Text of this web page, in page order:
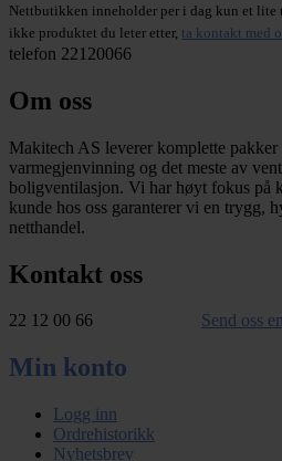
Nettbutikken inneholder per i dag kun et lite
ikke produktet du leter etter, ta kontakt med
telefon 22120066
Om oss
Makitech AS leverer komplette
varmegjenvinning og det meste av
boligventilasjon. Vi har høyt fokus på
kunde hos oss garanterer vi en trygg,
netthandel.
Kontakt oss
22 12 00 66 Send oss
Min konto
Logg inn
Ordrehistorikk
Nyhetsbrev